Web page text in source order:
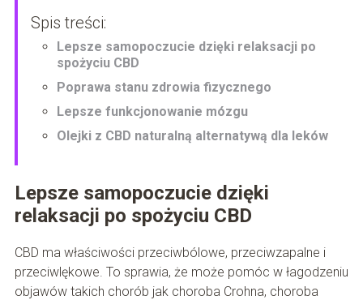
Spis treści:
Lepsze samopoczucie dzięki relaksacji po
spożyciu CBD
Poprawa stanu zdrowia fizycznego
Lepsze funkcjonowanie mózgu
Olejki z CBD naturalną alternatywą dla leków
Lepsze samopoczucie dzięki
relaksacji po spożyciu CBD
CBD ma właściwości przeciwbólowe, przeciwzapalne i
przeciwlękowe. To sprawia, że może pomóc w łagodzeniu
objawów takich chorób jak choroba Crohna, choroba